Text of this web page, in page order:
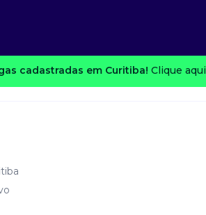
cadastradas em Curitiba! Clique aqui